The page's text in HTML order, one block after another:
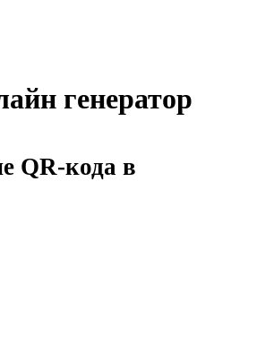
генератор
QR-кода в